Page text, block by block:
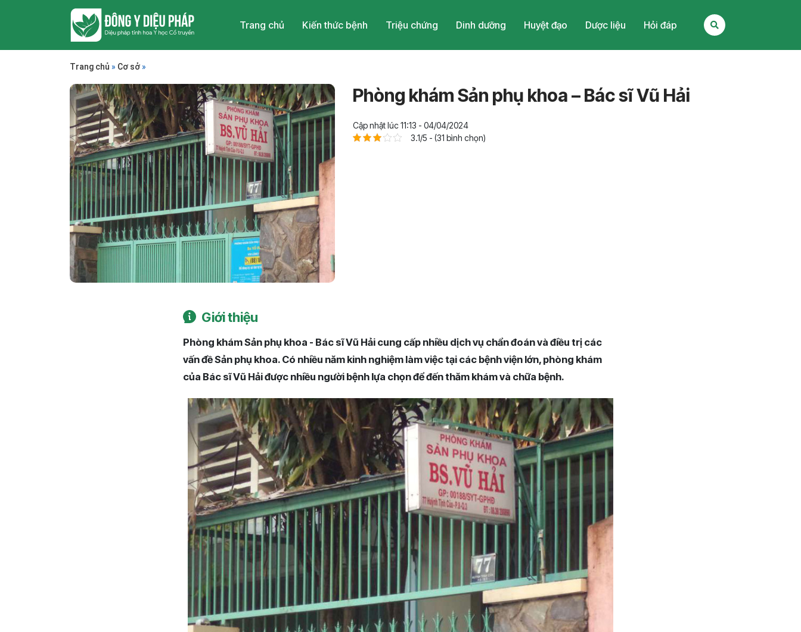
Trang chủ Kiến thức bệnh Triệu chứng Dinh dưỡng Huyệt đạo Dược liệu Hỏi đáp
Trang chủ » Cơ sở »
Phòng khám Sản phụ khoa – Bác sĩ Vũ Hải
Cập nhật lúc 11:13 - 04/04/2024
3.1/5 - (31 bình chọn)
Giới thiệu
Phòng khám Sản phụ khoa - Bác sĩ Vũ Hải cung cấp nhiều dịch vụ chẩn đoán và điều trị các
vấn đề Sản phụ khoa. Có nhiều năm kinh nghiệm làm việc tại các bệnh viện lớn, phòng khám
của Bác sĩ Vũ Hải được nhiều người bệnh lựa chọn để đến thăm khám và chữa bệnh.